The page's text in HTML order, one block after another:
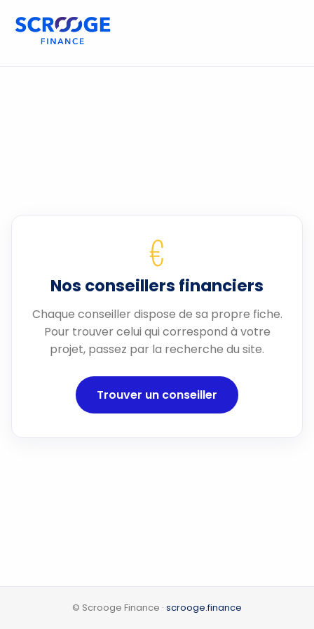
€
Nos conseillers financiers
Chaque conseiller dispose de sa propre fiche.
Pour trouver celui qui correspond à votre
projet, passez par la recherche du site.
Trouver un conseiller
© Scrooge Finance · scrooge.finance